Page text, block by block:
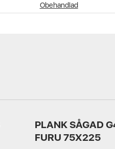
Obehandlad
PLANK SÅGAD
FURU 75X225